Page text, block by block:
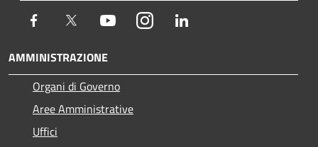
Facebook Twitter YoutubeInstagram
AMMINISTRAZIONE
Organi di Governo
Aree Amministrative
Uffici